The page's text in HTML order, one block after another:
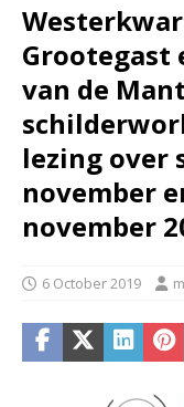
Grootegast
van de
lezing over
november
november
6 October 2019